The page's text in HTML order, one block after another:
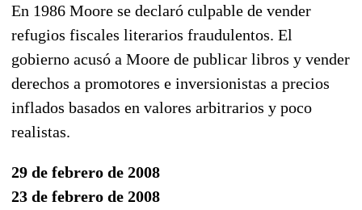
En 1986 Moore se declaró culpable de vender
refugios fiscales literarios fraudulentos. El
gobierno acusó a Moore de publicar libros y vender
derechos a promotores e inversionistas a precios
inflados basados en valores arbitrarios y poco
realistas.
29 de febrero de 2008
23 de febrero de 2008